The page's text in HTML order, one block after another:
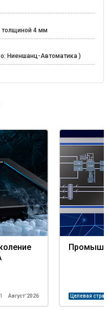
толщиной 4 мм
Ниеншанц-Автоматика )
Август’2026 Целевая